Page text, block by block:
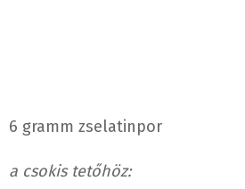
6 gramm zselatinpor
a csokis tetőhöz: